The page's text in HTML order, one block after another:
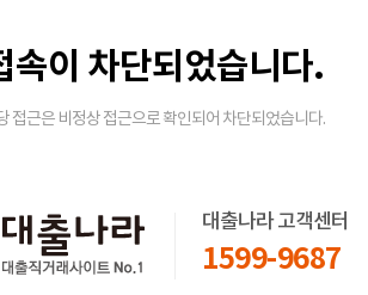
속이 차단되었습니다.
접근은 비정상 접근으로 확인되어 차단되었습니다.
대출나라 고객센터
1599-9687